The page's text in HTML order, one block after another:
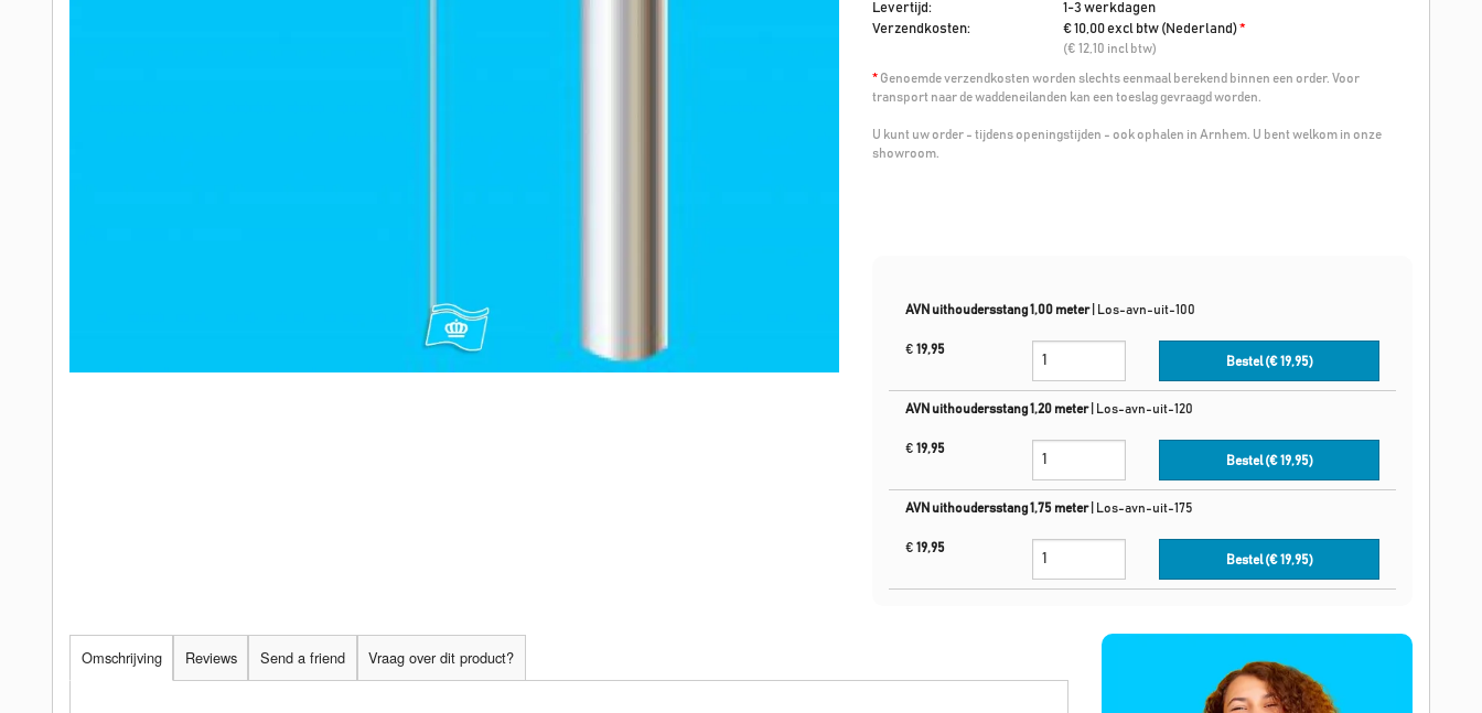
Levertijd:
1-3 werkdagen
Verzendkosten:
€ 10,00 excl btw (Nederland)*
(€ 12,10 incl btw)
* Genoemde verzendkosten worden slechts eenmaal berekend binnen een order. Voor
transport naar de waddeneilanden kan een toeslag gevraagd worden.
U kunt uw order - tijdens openingstijden - ook ophalen in Arnhem. U bent welkom in onze
showroom.
AVN uithoudersstang 1,00 meter| Los-avn-uit-100
€ 19,95
Bestel (€19,95)
AVN uithoudersstang 1,20 meter| Los-avn-uit-120
€ 19,95
Bestel (€19,95)
AVN uithoudersstang 1,75 meter| Los-avn-uit-175
€ 19,95
Bestel (€19,95)
Omschrijving Reviews Send a friend Vraag over dit product?